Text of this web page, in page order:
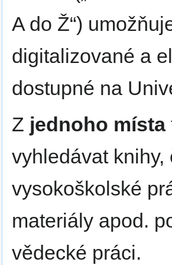
A do Ž“)
digitalizované a
dostupné na
Z jednoho místa
vyhledávat knihy,
vysokoškolské
materiály apod.
vědecké práci.